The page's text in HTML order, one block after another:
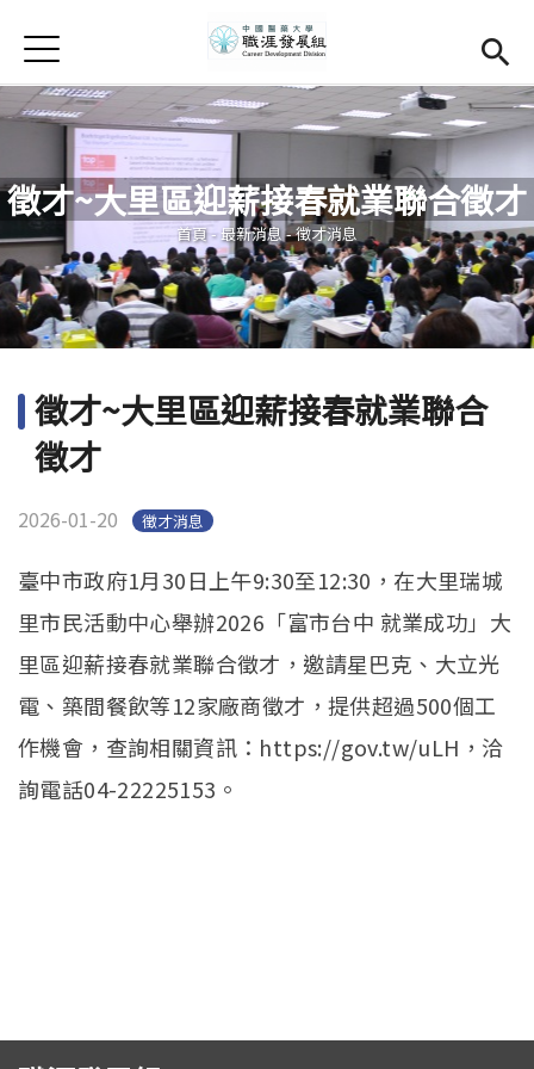
首頁
學務處首頁(link is external)
Open submenu (關於我們)
關於我們
Open submenu (職涯輔導)
職涯輔導
Open submenu (就業調查)
就業調查
活動集錦
相關連結
Jump to Navigation
Jump to Main content
徵才~大里區迎薪接春就業聯合徵才
您在這裡
首頁- 最新消息-徵才消息
徵才~大里區迎薪接春就業聯合
徵才
2026-01-20 徵才消息
臺中市政府1月30日上午9:30至12:30，在大里瑞城
里市民活動中心舉辦2026「富市台中 就業成功」大
里區迎薪接春就業聯合徵才，邀請星巴克、大立光
電、築間餐飲等12家廠商徵才，提供超過500個工
作機會，查詢相關資訊：https://gov.tw/uLH，洽
詢電話04-22225153。